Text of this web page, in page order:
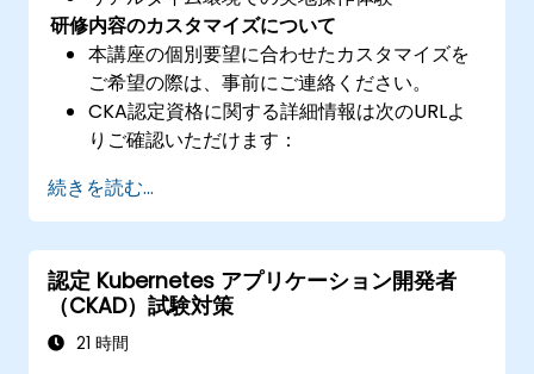
研修内容のカスタマイズについて
本講座の個別要望に合わせたカスタマイズを
ご希望の際は、事前にご連絡ください。
CKA認定資格に関する詳細情報は次のURLよ
りご確認いただけます：
kubernetes-administrator-cka
続きを読む...
認定 Kubernetes アプリケーション開発者
（CKAD）試験対策
21 時間